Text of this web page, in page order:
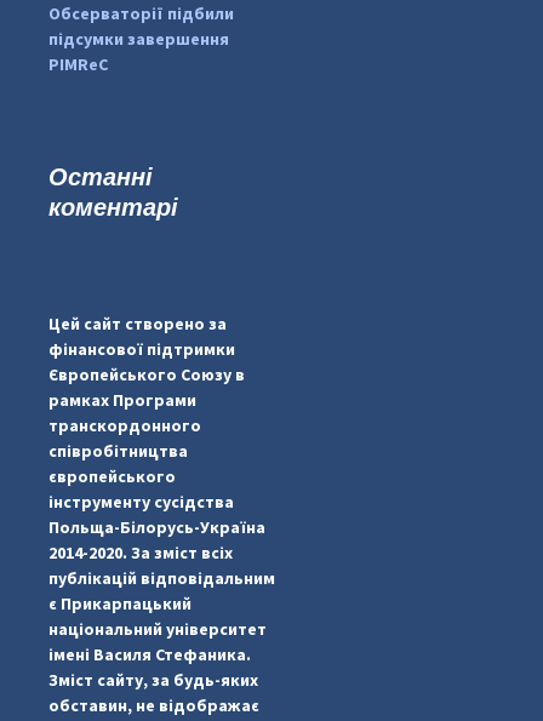
Обсерваторії підбили
підсумки завершення
PIMReC
Останні
коментарі
Цей сайт створено за
фінансової підтримки
Європейського Союзу в
рамках Програми
транскордонного
співробітництва
європейського
інструменту сусідства
Польща-Білорусь-Україна
2014-2020. За зміст всіх
публікацій відповідальним
є Прикарпацький
національний університет
імені Василя Стефаника.
Зміст сайту, за будь-яких
обставин, не відображає